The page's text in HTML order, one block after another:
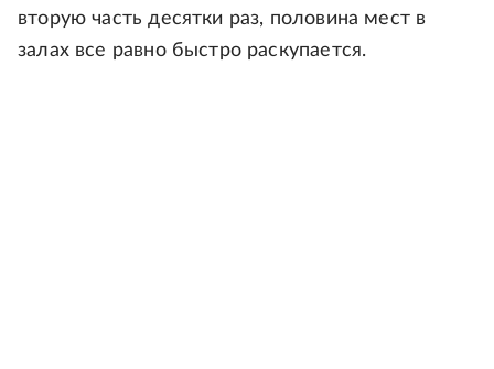
вторую часть десятки раз, половина мест в
залах все равно быстро раскупается.